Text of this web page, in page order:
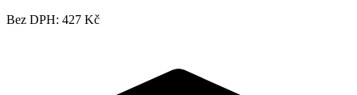
Bez DPH: 427 Kč